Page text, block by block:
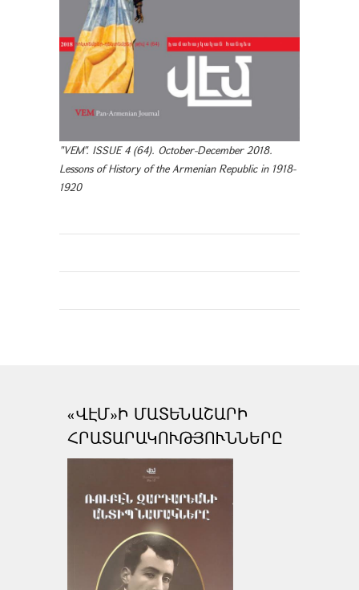
"VEM". ISSUE 4 (64). October-December 2018.
Lessons of History of the Armenian Republic in 1918-
1920
«ՎԷՄ»Ի ՄԱՏԵՆԱՇԱՐԻ
ՀՐԱՏԱՐԱԿՈՒԹՅՈՒՆՆԵՐԸ